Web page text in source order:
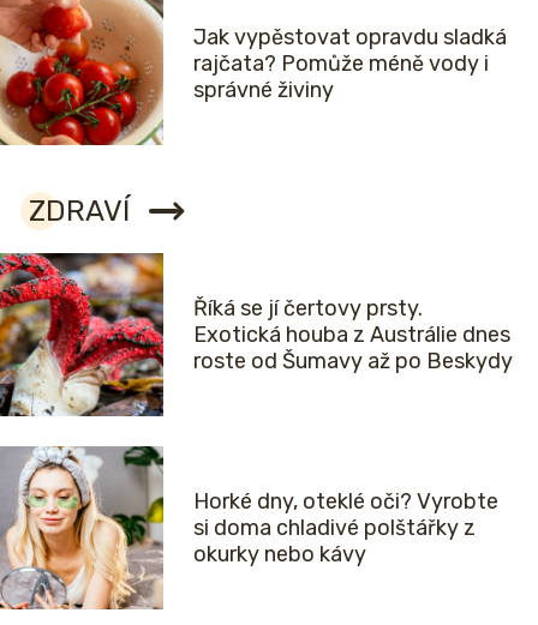
Jak vypěstovat opravdu sladká
rajčata? Pomůže méně vody i
správné živiny
ZDRAVÍ
Říká se jí čertovy prsty.
Exotická houba z Austrálie dnes
roste od Šumavy až po Beskydy
Horké dny, oteklé oči? Vyrobte
si doma chladivé polštářky z
okurky nebo kávy